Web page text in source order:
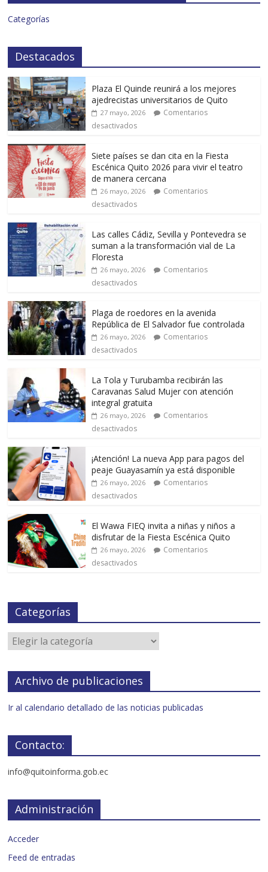
Categorías
Destacados
Plaza El Quinde reunirá a los mejores
ajedrecistas universitarios de Quito
27 mayo, 2026
Comentarios
desactivados
Siete países se dan cita en la Fiesta
Escénica Quito 2026 para vivir el teatro
de manera cercana
26 mayo, 2026
Comentarios
desactivados
Las calles Cádiz, Sevilla y Pontevedra se
suman a la transformación vial de La
Floresta
26 mayo, 2026
Comentarios
desactivados
Plaga de roedores en la avenida
República de El Salvador fue controlada
26 mayo, 2026
Comentarios
desactivados
La Tola y Turubamba recibirán las
Caravanas Salud Mujer con atención
integral gratuita
26 mayo, 2026
Comentarios
desactivados
¡Atención! La nueva App para pagos del
peaje Guayasamín ya está disponible
26 mayo, 2026
Comentarios
desactivados
El Wawa FIEQ invita a niñas y niños a
disfrutar de la Fiesta Escénica Quito
26 mayo, 2026
Comentarios
desactivados
Categorías
Archivo de publicaciones
Ir al calendario detallado de las noticias publicadas
Contacto:
info@quitoinforma.gob.ec
Administración
Acceder
Feed de entradas